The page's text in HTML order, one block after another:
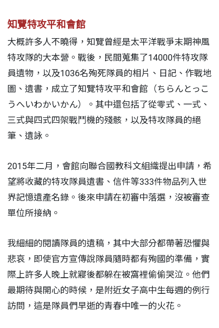
知覽特攻平和會館
大概許多人不曉得，知覽曾經是太平洋戰爭末期神風
特攻隊的大本營。戰後，民間蒐集了14000件特攻隊
員遺物，以及1036名殉死隊員的相片、日記、作戰地
圖、遺書，成立了知覽特攻平和會館（ちらんとっこ
うへいわかいかん）。其中還包括了從零式、一式、
三式與四式四架戰鬥機的殘骸，以及特攻隊員的絕
筆、遺詠。
2015年二月，會館向聯合國教科文組織提出申請，希
望將收藏的特攻隊員遺書、信件等333件物品列入世
界記憶遺產名錄。後來申請在初審中落選，沒被審查
單位所接納。
我細細的閱讀隊員的遺稿，其中大部分都帶著恐懼與
悲哀，即使官方宣傳說隊員隨時都有殉國的準備，實
際上許多人晚上就寢後都躲在被窩裡偷偷哭泣。他們
最期待與開心的時候，是附近女子高中生每週的例行
訪問，這是隊員們早逝的青春中唯一的火花。